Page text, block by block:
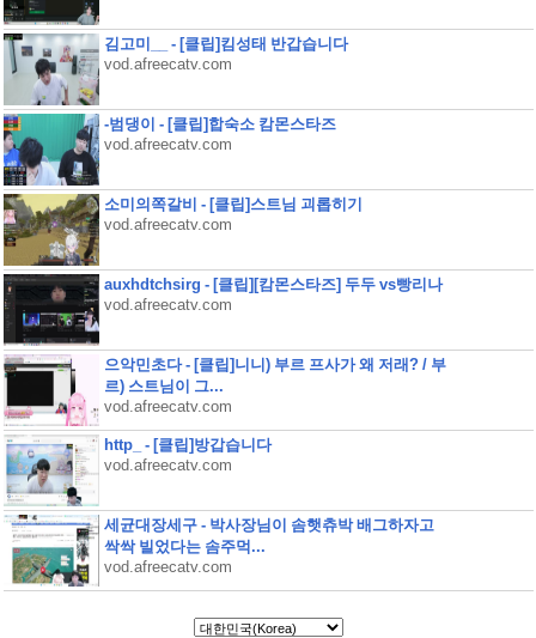
김고미__ - [클립]킴성태 반갑습니다
vod.afreecatv.com
-범댕이 - [클립]합숙소 캄몬스타즈
vod.afreecatv.com
소미의쪽갈비 - [클립]스트님 괴롭히기
vod.afreecatv.com
auxhdtchsirg - [클립][캄몬스타즈] 두두 vs빵리나
vod.afreecatv.com
으악민초다 - [클립]니니) 부르 프사가 왜 저래? / 부
르) 스트님이 그...
vod.afreecatv.com
http_ - [클립]방갑습니다
vod.afreecatv.com
세균대장세구 - 박사장님이 솜햇츄박 배그하자고
싹싹 빌었다는 솜주먹...
vod.afreecatv.com